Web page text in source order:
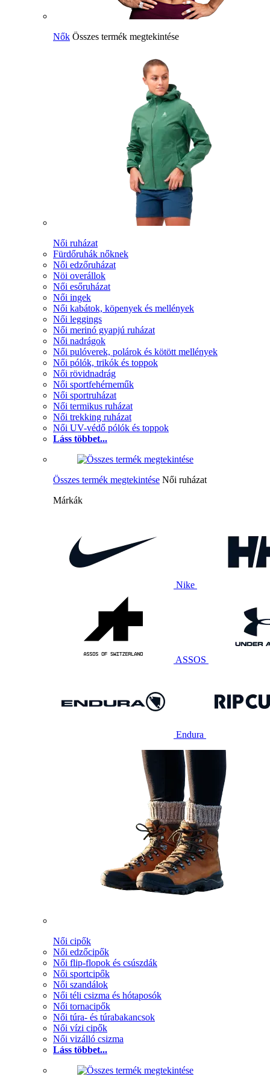
Nők Összes termék megtekintése
Női ruházat
Fürdőruhák nőknek
Női edzőruházat
Nöi overállok
Női esőruházat
Női ingek
Női kabátok, köpenyek és mellények
Női leggings
Női merinó gyapjú ruházat
Női nadrágok
Női pulóverek, polárok és kötött mellények
Női pólók, trikók és toppok
Női rövidnadrág
Női sportfehérneműk
Női sportruházat
Női termikus ruházat
Női trekking ruházat
Női UV-védő pólók és toppok
Láss többet...
Összes termék megtekintése Női ruházat
Márkák
Nike
ASSOS
Endura
Női cipők
Női edzőcipők
Női flip-flopok és csúszdák
Női sportcipők
Női szandálok
Női téli csizma és hótaposók
Női tornacipők
Női túra- és túrabakancsok
Női vízi cipők
Női vizálló csizma
Láss többet...